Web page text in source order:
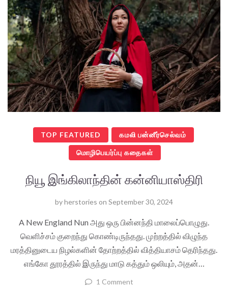
TOP FEATURED கமலி பன்னீர்செல்வம்
மொழிபெயர்ப்பு கதைகள்
நியூ இங்கிலாந்தின் கன்னியாஸ்திரி
byherstories on September 30, 2024
A New England Nun அது ஒரு பின்னந்தி மாலைப்பொழுது.
வெளிச்சம் குறைந்து கொண்டிருந்தது. முற்றத்தில் விழுந்த
மரத்தினுடைய நிழல்களின் தோற்றத்தில் வித்தியாசம் தெரிந்தது.
எங்கோ தூரத்தில் இருந்து மாடு கத்தும் ஒலியும், அதன்…
1 Comment